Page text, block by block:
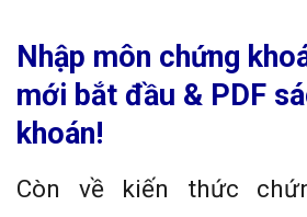
Nhập môn chứng
mới bắt đầu & PDF
khoán!
Còn về kiến thức